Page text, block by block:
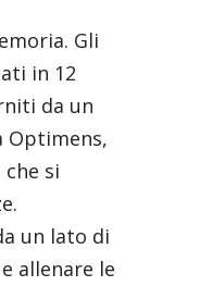
Gli
in 12
da un
Optimens,
si
un lato di
allenare le